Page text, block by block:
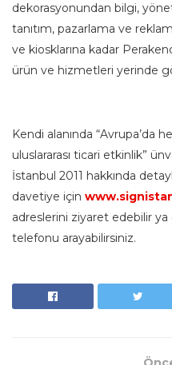
dekorasyonundan bilgi,
tanıtım, pazarlama ve
ve kiosklarına kadar
ürün ve hizmetleri yerinde
Kendi alanında “Avrupa’da
uluslararası ticari etkinlik”
İstanbul 2011 hakkında
davetiye için
adreslerini ziyaret edebilir ya
telefonu arayabilirsiniz.